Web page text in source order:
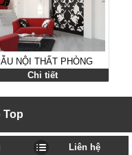
NỘI THẤT PHÒNG
KHÁCH ĐẸP CHO VĂN
Chi tiết
Top
Liên hệ